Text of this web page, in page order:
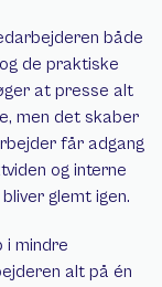
både
de praktiske
at presse alt
men det skaber
får adgang
og interne
glemt igen.
i mindre
alt på én